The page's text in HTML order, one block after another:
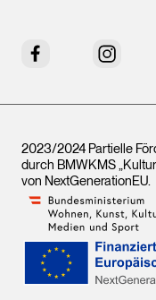
Facebook Instagram
2023/2024 Partielle
durch BMWKMS
von NextGenerationEU.